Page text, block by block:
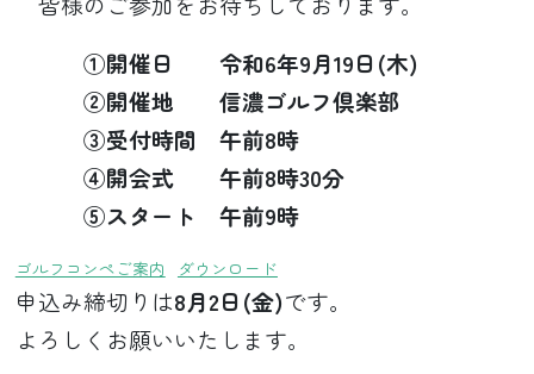
①開催日 令和6年9月19日(木)
②開催地 信濃ゴルフ倶楽部
③受付時間 午前8時
④開会式 午前8時30分
⑤スタート 午前9時
ゴルフコンペご案内 ダウンロード
申込み締切りは8月2日(金)です。
よろしくお願いいたします。